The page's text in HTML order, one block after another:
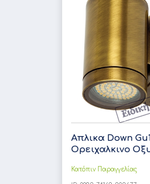
Απλικα Down
Ορειχαλκινο
Κατόπιν Παραγγελίας